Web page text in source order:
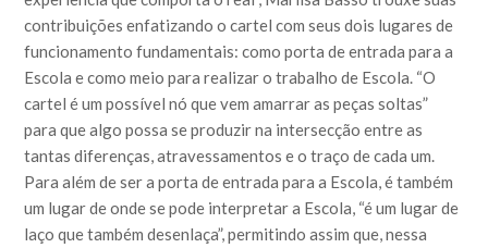
contribuições enfatizando o cartel com seus dois lugares de
funcionamento fundamentais: como porta de entrada para a
Escola e como meio para realizar o trabalho de Escola. “O
cartel é um possível nó que vem amarrar as peças soltas”
para que algo possa se produzir na intersecção entre as
tantas diferenças, atravessamentos e o traço de cada um.
Para além de ser a porta de entrada para a Escola, é também
um lugar de onde se pode interpretar a Escola, “é um lugar de
laço que também desenlaça”, permitindo assim que, nessa